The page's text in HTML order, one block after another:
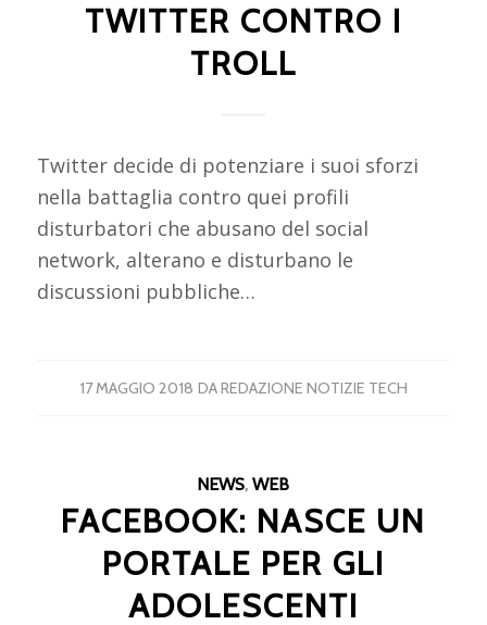
TWITTER CONTRO I
TROLL
Twitter decide di potenziare i suoi sforzi
nella battaglia contro quei profili
disturbatori che abusano del social
network, alterano e disturbano le
discussioni pubbliche…
17 MAGGIO 2018 DAREDAZIONE NOTIZIE TECH
NEWS,WEB
FACEBOOK: NASCE UN
PORTALE PER GLI
ADOLESCENTI